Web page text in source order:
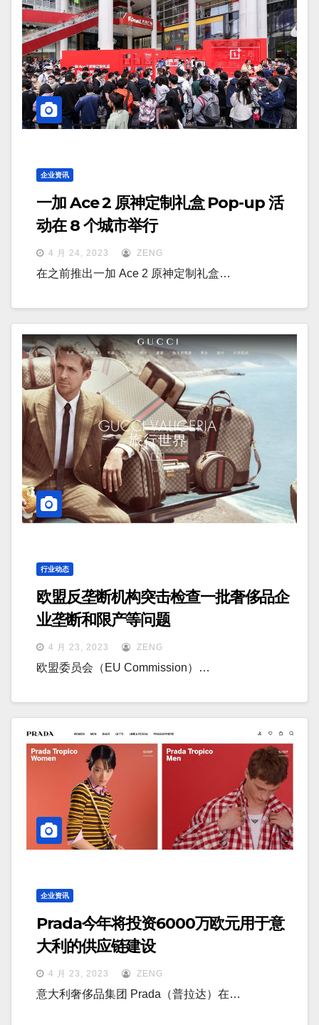
企业资讯
一加 Ace 2 原神定制礼盒 Pop-up 活
动在 8 个城市举行
4 月 24, 2023 ZENG
在之前推出一加 Ace 2 原神定制礼盒…
行业动态
欧盟反垄断机构突击检查一批奢侈品企
业垄断和限产等问题
4 月 23, 2023 ZENG
欧盟委员会（EU Commission）…
企业资讯
Prada今年将投资6000万欧元用于意
大利的供应链建设
4 月 23, 2023 ZENG
意大利奢侈品集团 Prada（普拉达）在…